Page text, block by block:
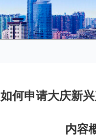
如何申请大庆新
内容